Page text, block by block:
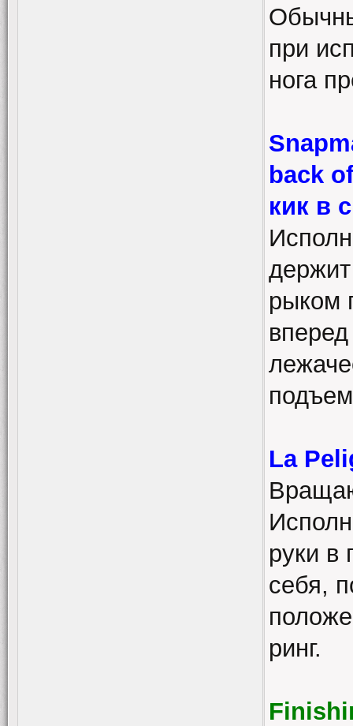
при
нога
back
кик в
держит
рыком
La
руки в
себя,
ринг.